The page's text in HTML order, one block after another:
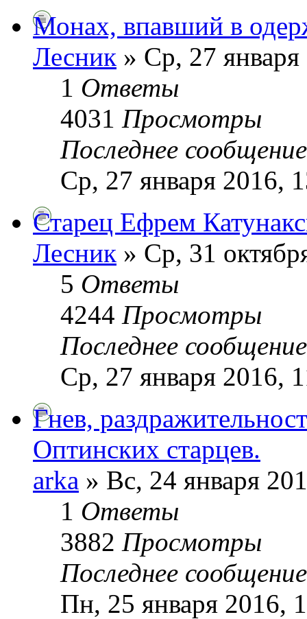
Монах, впавший в
Лесник » Ср, 27
1 Ответы
4031 Просмотры
Последнее
Ср, 27 января 2016,
Старец Ефрем
Лесник » Ср, 31
5 Ответы
4244 Просмотры
Последнее
Ср, 27 января 2016,
Гнев,
Оптинских старцев.
arka » Вс, 24 января
1 Ответы
3882 Просмотры
Последнее
Пн, 25 января 2016,